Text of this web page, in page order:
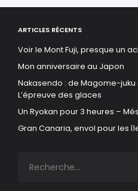
ARTICLES RÉCENTS
Voir le Mont Fuji, presque un
Mon anniversaire au Japon
Nakasendo : de Magome-
L’épreuve des glaces
Un Ryokan pour 3 heures –
Gran Canaria, envol pour les